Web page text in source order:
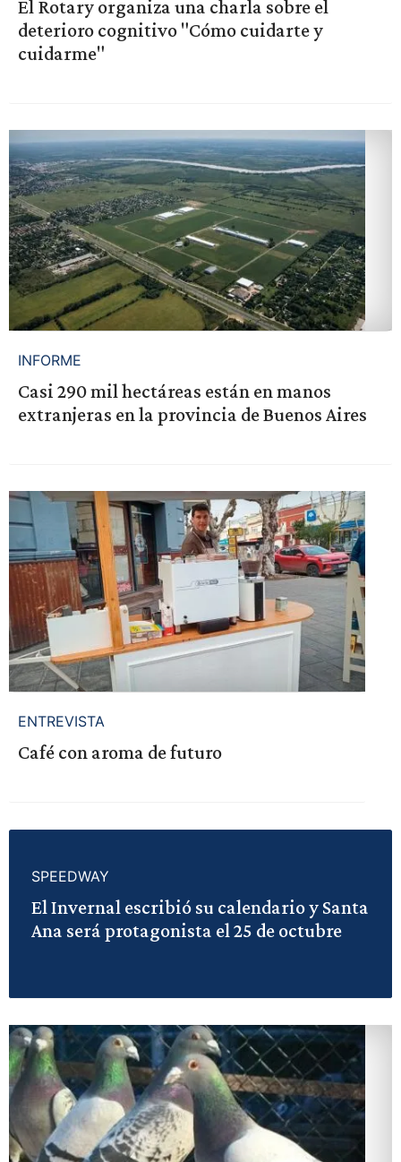
El Rotary organiza una charla sobre el
deterioro cognitivo "Cómo cuidarte y
cuidarme"
INFORME
Casi 290 mil hectáreas están en manos
extranjeras en la provincia de Buenos Aires
ENTREVISTA
Café con aroma de futuro
SPEEDWAY
El Invernal escribió su calendario y Santa
Ana será protagonista el 25 de octubre